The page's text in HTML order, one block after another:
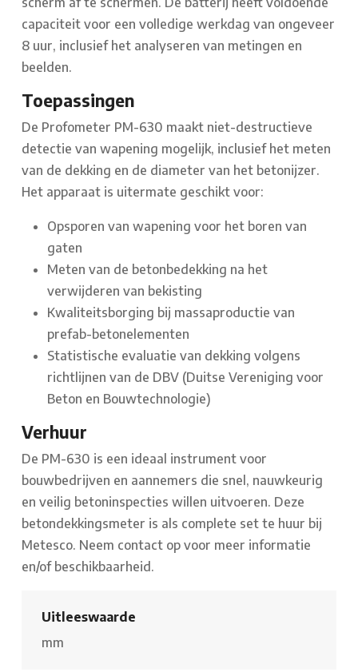
capaciteit voor een volledige werkdag van ongeveer
8 uur, inclusief het analyseren van metingen en
beelden.
Toepassingen
De Profometer PM-630 maakt niet-destructieve
detectie van wapening mogelijk, inclusief het meten
van de dekking en de diameter van het betonijzer.
Het apparaat is uitermate geschikt voor:
Opsporen van wapening voor het boren van
gaten
Meten van de betonbedekking na het
verwijderen van bekisting
Kwaliteitsborging bij massaproductie van
prefab-betonelementen
Statistische evaluatie van dekking volgens
richtlijnen van de DBV (Duitse Vereniging voor
Beton en Bouwtechnologie)
Verhuur
De PM-630 is een ideaal instrument voor
bouwbedrijven en aannemers die snel, nauwkeurig
en veilig betoninspecties willen uitvoeren. Deze
betondekkingsmeter is als complete set te huur bij
Metesco. Neem contact op voor meer informatie
en/of beschikbaarheid.
Uitleeswaarde
mm